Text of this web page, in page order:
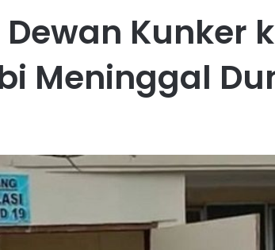
Kunker
Meninggal